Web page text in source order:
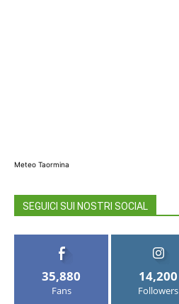
Meteo Taormina
SEGUICI SUI NOSTRI SOCIAL
35,880
Fans
14,200
Followers